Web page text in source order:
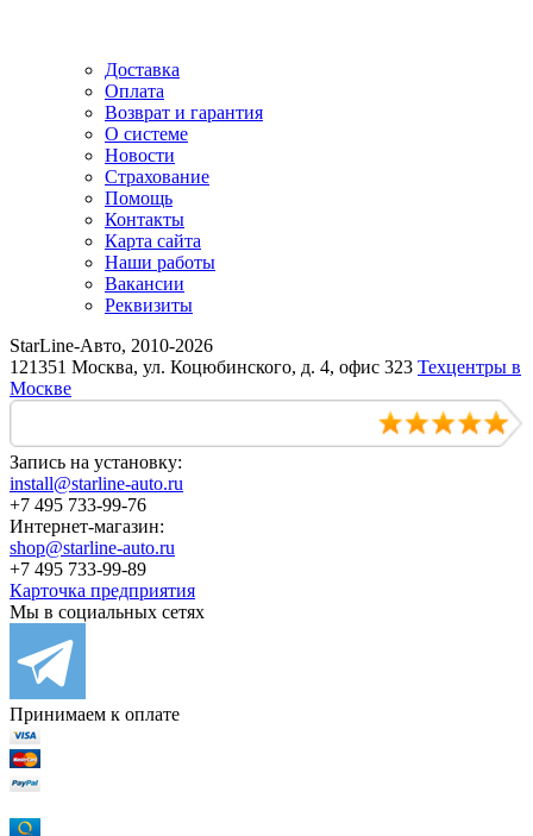
Доставка
Оплата
Возврат и гарантия
О системе
Новости
Страхование
Помощь
Контакты
Карта сайта
Наши работы
Вакансии
Реквизиты
StarLine-Авто, 2010-2026
121351 Москва, ул. Коцюбинского, д. 4, офис 323 Техцентры в
Москве
Запись на установку:
install@starline-auto.ru
+7 495 733-99-76
Интернет-магазин:
shop@starline-auto.ru
+7 495 733-99-89
Карточка предприятия
Мы в социальных сетях
Принимаем к оплате